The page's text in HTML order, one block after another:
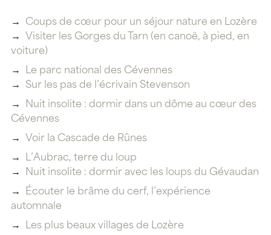
Coups de cœur pour un séjour nature en Lozère
Visiter les Gorges du Tarn (en canoë, à pied, en
voiture)
Le parc national des Cévennes
Sur les pas de l’écrivain Stevenson
Nuit insolite : dormir dans un dôme au cœur des
Cévennes
Voir la Cascade de Rûnes
L’Aubrac, terre du loup
Nuit insolite : dormir avec les loups du Gévaudan
Écouter le brâme du cerf, l’expérience
automnale
Les plus beaux villages de Lozère